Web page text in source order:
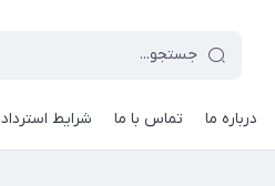
درباره ما تماس با ما شرایط استرداد